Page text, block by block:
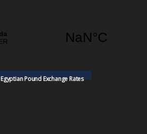
Egyptian Pound Exchange Rates